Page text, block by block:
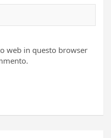
web in questo browser